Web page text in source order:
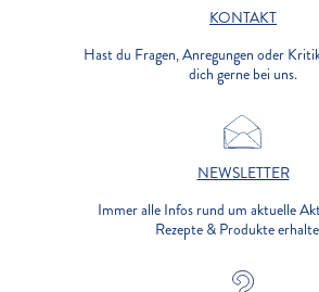
KONTAKT
Hast du Fragen, Anregungen oder
dich gerne bei uns.
NEWSLETTER
Immer alle Infos rund um aktuelle
Rezepte & Produkte